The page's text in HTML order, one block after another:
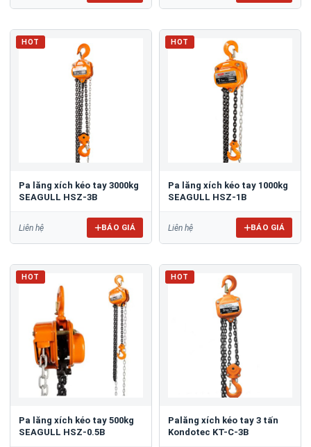
HOT
Pa lăng xích kéo tay 3000kg
SEAGULL HSZ-3B
Liên hệ BÁO GIÁ
HOT
Pa lăng xích kéo tay 1000kg
SEAGULL HSZ-1B
Liên hệ BÁO GIÁ
HOT
Pa lăng xích kéo tay 500kg
SEAGULL HSZ-0.5B
HOT
Palăng xích kéo tay 3 tấn
Kondotec KT-C-3B